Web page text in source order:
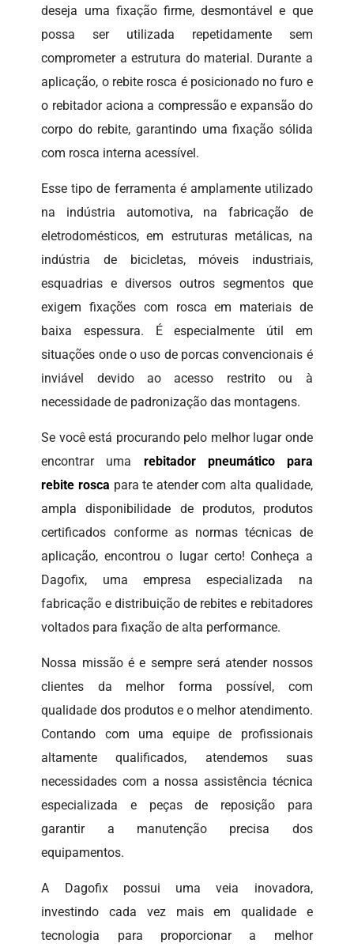
deseja uma fixação firme, desmontável e que
possa ser utilizada repetidamente sem
comprometer a estrutura do material. Durante a
aplicação, o rebite rosca é posicionado no furo e
o rebitador aciona a compressão e expansão do
corpo do rebite, garantindo uma fixação sólida
com rosca interna acessível.
Esse tipo de ferramenta é amplamente utilizado
na indústria automotiva, na fabricação de
eletrodomésticos, em estruturas metálicas, na
indústria de bicicletas, móveis industriais,
esquadrias e diversos outros segmentos que
exigem fixações com rosca em materiais de
baixa espessura. É especialmente útil em
situações onde o uso de porcas convencionais é
inviável devido ao acesso restrito ou à
necessidade de padronização das montagens.
Se você está procurando pelo melhor lugar onde
encontrar uma rebitador pneumático para
rebite rosca para te atender com alta qualidade,
ampla disponibilidade de produtos, produtos
certificados conforme as normas técnicas de
aplicação, encontrou o lugar certo! Conheça a
Dagofix, uma empresa especializada na
fabricação e distribuição de rebites e rebitadores
voltados para fixação de alta performance.
Nossa missão é e sempre será atender nossos
clientes da melhor forma possível, com
qualidade dos produtos e o melhor atendimento.
Contando com uma equipe de profissionais
altamente qualificados, atendemos suas
necessidades com a nossa assistência técnica
especializada e peças de reposição para
garantir a manutenção precisa dos
equipamentos.
A Dagofix possui uma veia inovadora,
investindo cada vez mais em qualidade e
tecnologia para proporcionar a melhor